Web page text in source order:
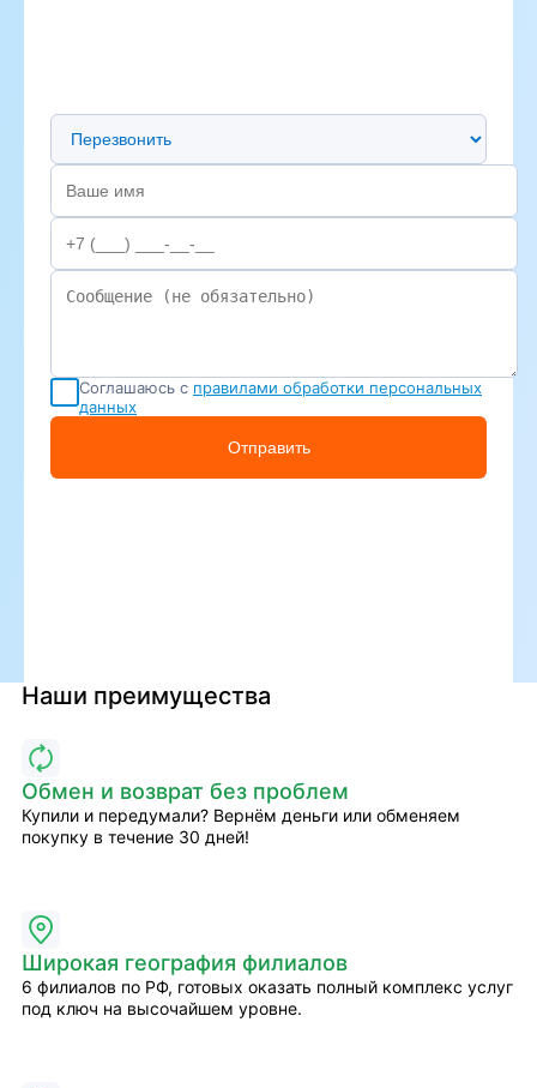
Предпочтительный способ связи
Соглашаюсь с правилами обработки персональных
данных
Отправить
Наши преимущества
Обмен и возврат без проблем
Купили и передумали? Вернём деньги или обменяем
покупку в течение 30 дней!
Широкая география филиалов
6 филиалов по РФ, готовых оказать полный комплекс услуг
под ключ на высочайшем уровне.